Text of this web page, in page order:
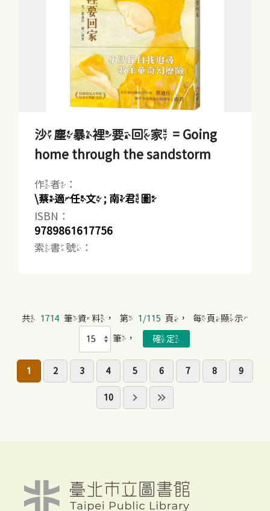
沙塵暴裡要回家 = Going
home through the sandstorm
作者：
\蔡適任文 ; 南君圖
ISBN：
9789861617756
索書號：
共 1714 筆資料，第 1/115 頁，每頁顯示
筆，
1 2 3 4 5 6 7 8 9
10